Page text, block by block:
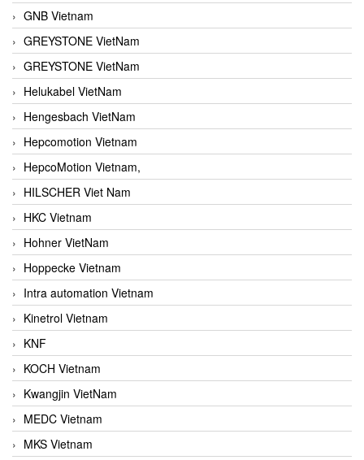
GNB Vietnam
GREYSTONE VietNam
GREYSTONE VietNam
Helukabel VietNam
Hengesbach VietNam
Hepcomotion Vietnam
HepcoMotion Vietnam,
HILSCHER Viet Nam
HKC Vietnam
Hohner VietNam
Hoppecke Vietnam
Intra automation Vietnam
Kinetrol Vietnam
KNF
KOCH Vietnam
Kwangjin VietNam
MEDC Vietnam
MKS Vietnam